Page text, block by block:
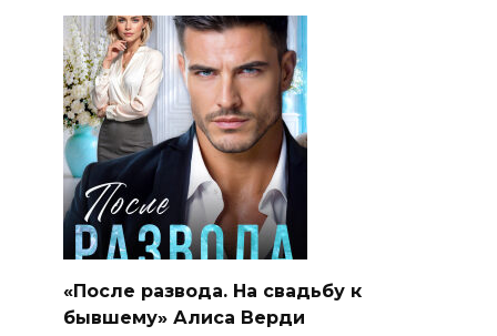
«После развода. На свадьбу к
бывшему» Алиса Верди